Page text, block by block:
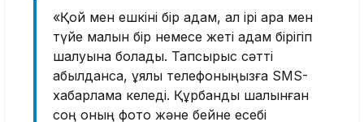
«Қой мен ешкіні бір адам, ал ірі қара мен
түйе малын бір немесе жеті адам бірігіп
шалуына болады. Тапсырыс сәтті
қабылданса, ұялы телефоныңызға SMS-
хабарлама келеді. Құрбандық шалынған
соң оның фото және бейне есебі